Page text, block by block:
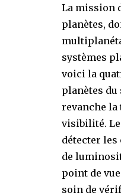
La mission
planètes,
systèmes
voici la
planètes
revanche la
visibilité.
détecter les
de
point de
soin de